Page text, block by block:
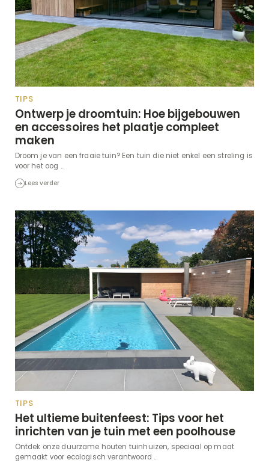
TIPS
Ontwerp je droomtuin: Hoe bijgebouwen
en accessoires het plaatje compleet
maken
Droom je van een fraaie tuin? Een tuin die niet enkel een streling is
voor het oog ...
Lees verder
TIPS
Het ultieme buitenfeest: Tips voor het
inrichten van je tuin met een poolhouse
Ontdek onze duurzame houten tuinhuizen, speciaal op maat
gemaakt voor ecologisch verantwoord ...